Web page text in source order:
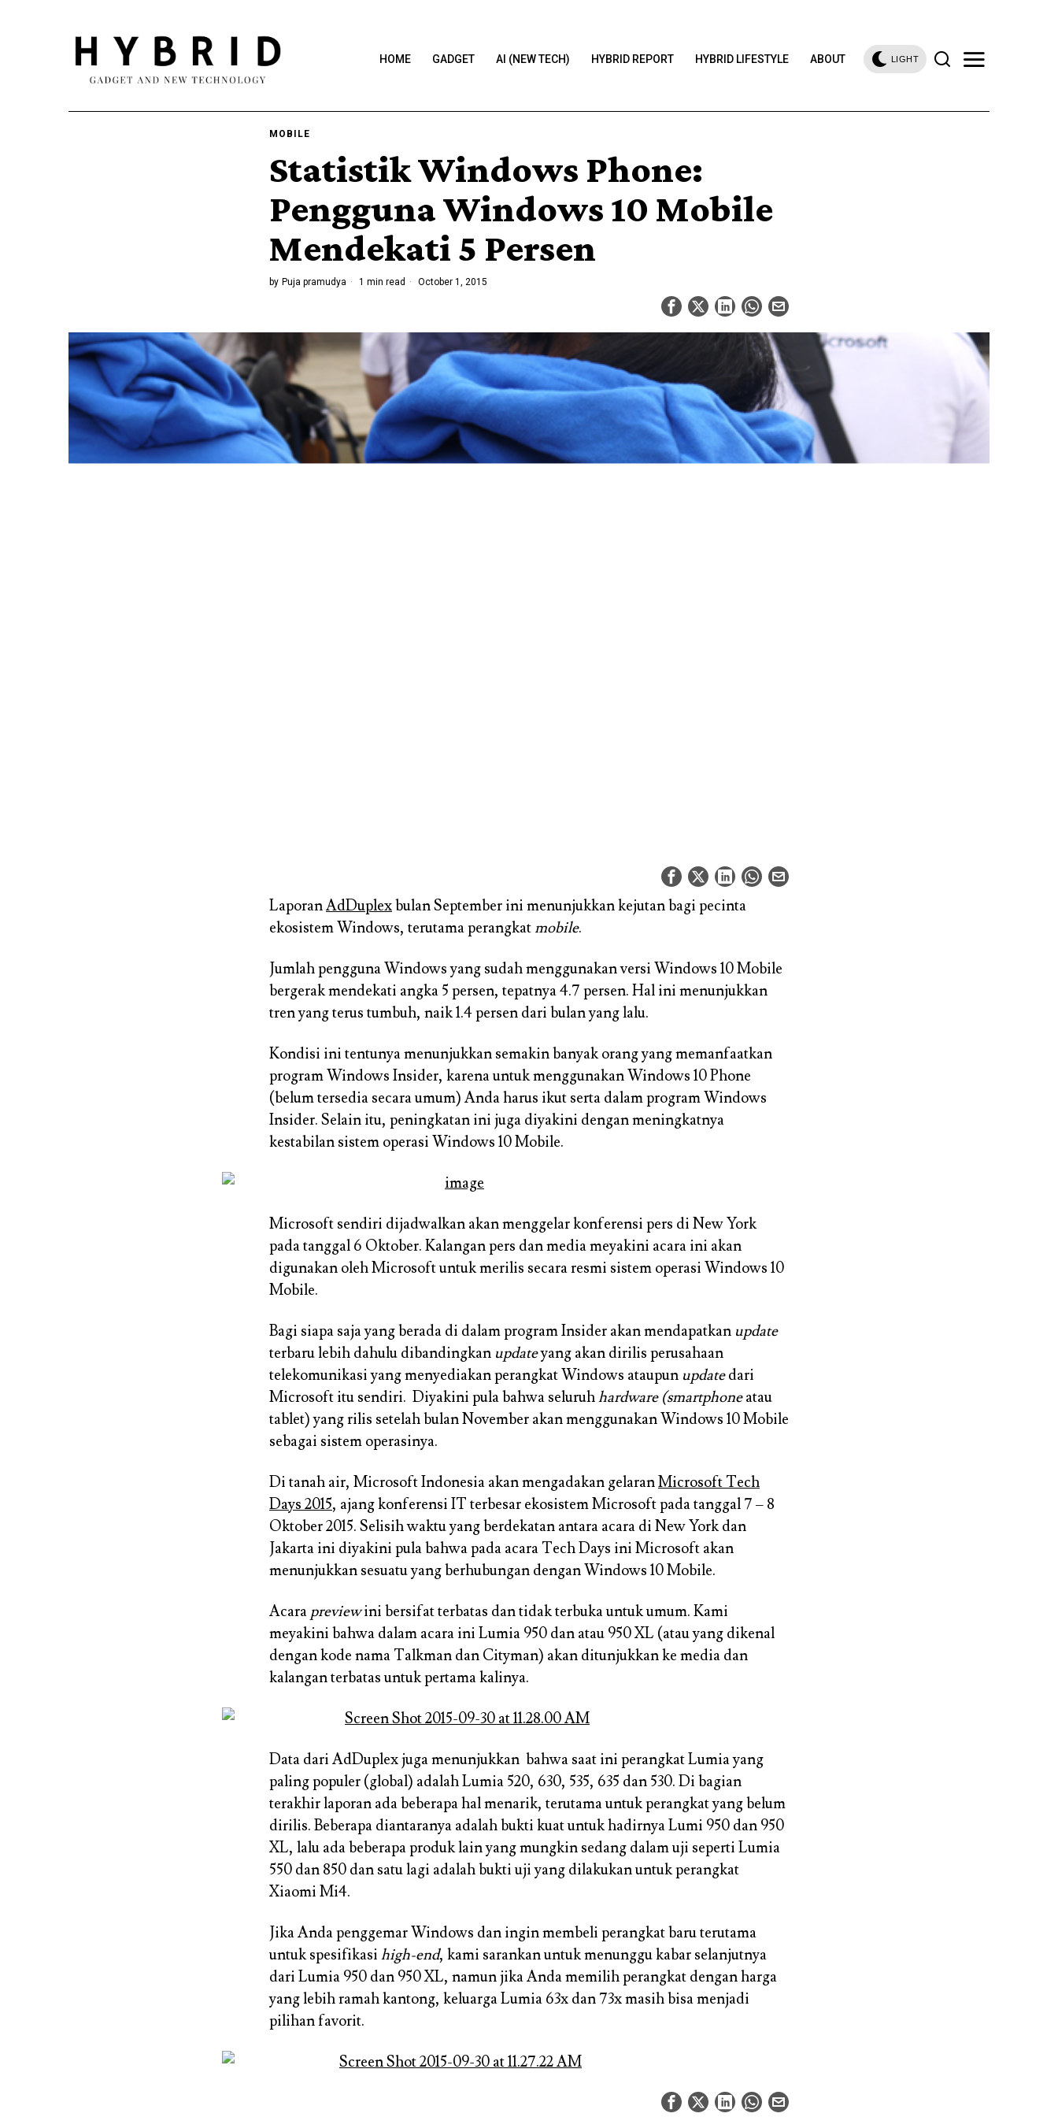
HOME GADGET AI (NEW TECH) HYBRID REPORT HYBRID LIFESTYLE ABOUT LIGHT
MOBILE
Statistik Windows Phone:
Pengguna Windows 10 Mobile
Mendekati 5 Persen
by Puja pramudya 1 min read October 1, 2015
LaporanAdDuplexbulan September ini menunjukkan kejutan bagi pecinta
ekosistem Windows, terutama perangkat mobile.
Jumlah pengguna Windows yang sudah menggunakan versi Windows 10 Mobile
bergerak mendekati angka 5 persen, tepatnya 4.7 persen. Hal ini menunjukkan
tren yang terus tumbuh, naik 1.4 persen dari bulan yang lalu.
Kondisi ini tentunya menunjukkan semakin banyak orang yang memanfaatkan
program Windows Insider, karena untuk menggunakan Windows 10 Phone
(belum tersedia secara umum) Anda harus ikut serta dalam program Windows
Insider. Selain itu, peningkatan ini juga diyakini dengan meningkatnya
kestabilan sistem operasi Windows 10 Mobile.
Microsoft sendiri dijadwalkan akan menggelar konferensi pers di New York
pada tanggal 6 Oktober. Kalangan pers dan media meyakini acara ini akan
digunakan oleh Microsoft untuk merilis secara resmi sistem operasi Windows 10
Mobile.
Bagi siapa saja yang berada di dalam program Insider akan mendapatkan update
terbaru lebih dahulu dibandingkan updateyang akan dirilis perusahaan
telekomunikasi yang menyediakan perangkat Windows ataupun updatedari
Microsoft itu sendiri. Diyakini pula bahwa seluruhhardware (smartphoneatau
tablet) yang rilis setelah bulan November akan menggunakan Windows 10 Mobile
sebagai sistem operasinya.
Di tanah air, Microsoft Indonesia akan mengadakan gelaranMicrosoft Tech
Days 2015, ajang konferensi IT terbesar ekosistem Microsoft pada tanggal 7 – 8
Oktober 2015. Selisih waktu yang berdekatan antara acara di New York dan
Jakarta ini diyakini pula bahwa pada acara Tech Days ini Microsoft akan
menunjukkan sesuatu yang berhubungan dengan Windows 10 Mobile.
Acara previewini bersifat terbatas dan tidak terbuka untuk umum. Kami
meyakini bahwa dalam acara ini Lumia 950 dan atau 950 XL (atau yang dikenal
dengan kode nama Talkman dan Cityman) akan ditunjukkan ke media dan
kalangan terbatas untuk pertama kalinya.
Data dari AdDuplex juga menunjukkan bahwa saat ini perangkat Lumia yang
paling populer (global) adalah Lumia 520, 630, 535, 635 dan 530. Di bagian
terakhir laporan ada beberapa hal menarik, terutama untuk perangkat yang belum
dirilis. Beberapa diantaranya adalah bukti kuat untuk hadirnya Lumi 950 dan 950
XL, lalu ada beberapa produk lain yang mungkin sedang dalam uji seperti Lumia
550 dan 850 dan satu lagi adalah bukti uji yang dilakukan untuk perangkat
Xiaomi Mi4.
Jika Anda penggemar Windows dan ingin membeli perangkat baru terutama
untuk spesifikasi high-end, kami sarankan untuk menunggu kabar selanjutnya
dari Lumia 950 dan 950 XL, namun jika Anda memilih perangkat dengan harga
yang lebih ramah kantong, keluarga Lumia 63x dan 73x masih bisa menjadi
pilihan favorit.